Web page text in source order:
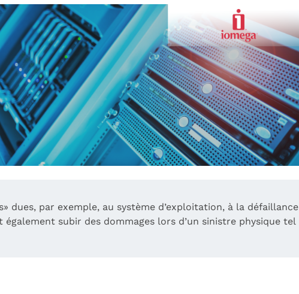
dues, par exemple, au système d’exploitation, à la défaillance
subir des dommages lors d’un sinistre physique tel